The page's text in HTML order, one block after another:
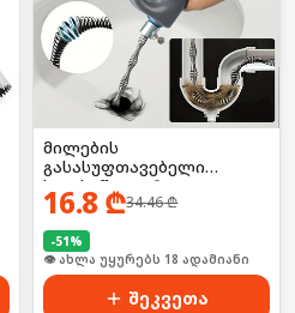
მილების
გასასუფთავებელი
ხელსაწყო დრეკადი
მავთულით
16.8 ₾34.46₾
-51%
🛒 ბოლო 24სთ-ში იყიდა 24-მა
შეკვეთა